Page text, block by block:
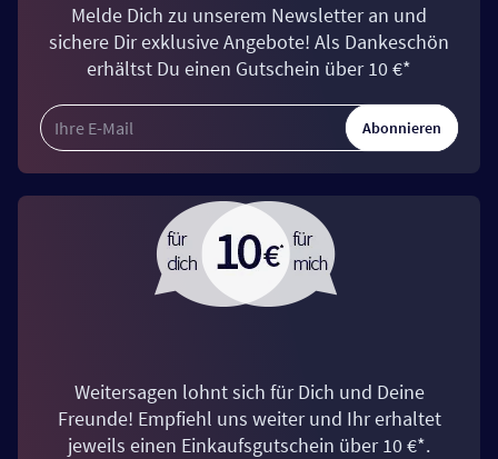
Melde Dich zu unserem Newsletter an und
sichere Dir exklusive Angebote! Als Dankeschön
erhältst Du einen Gutschein über 10 €*
Abonnieren
Weitersagen lohnt sich für Dich und Deine
Freunde! Empfiehl uns weiter und Ihr erhaltet
jeweils einen Einkaufsgutschein über 10 €*.